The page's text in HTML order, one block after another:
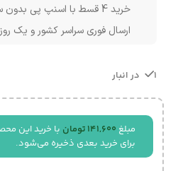
خرید 4 قسط با اسنپ پی بدون سود
ارسال فوری سراسر کشور و یک
1 در انبار
مبلغ 141,600 تومان با خرید این
برای خرید بعدی ذخیره می‌شود.